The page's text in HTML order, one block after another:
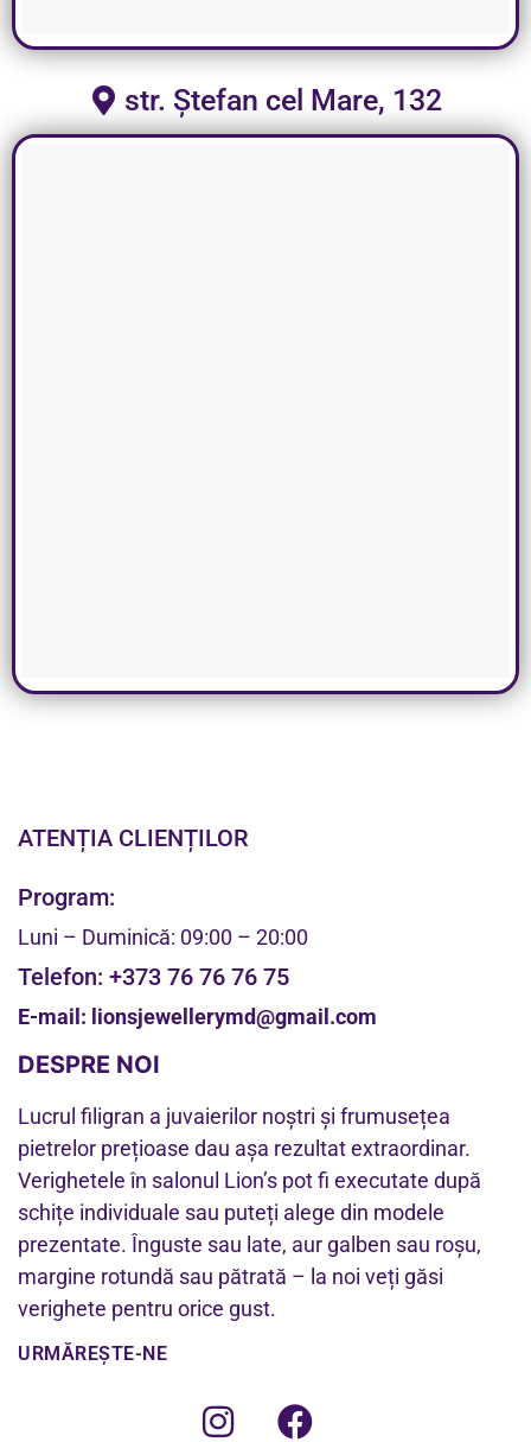
str. Ștefan cel Mare, 132
ATENȚIA CLIENȚILOR
Program:
Luni – Duminică: 09:00 – 20:00
Telefon: +373 76 76 76 75
E-mail: lionsjewellerymd@gmail.com
DESPRE NOI
Lucrul filigran a juvaierilor noștri și frumusețea
pietrelor prețioase dau așa rezultat extraordinar.
Verighetele în salonul Lion’s pot fi executate după
schițe individuale sau puteți alege din modele
prezentate. Înguste sau late, aur galben sau roșu,
margine rotundă sau pătrată – la noi veți găsi
verighete pentru orice gust.
URMĂREȘTE-NE